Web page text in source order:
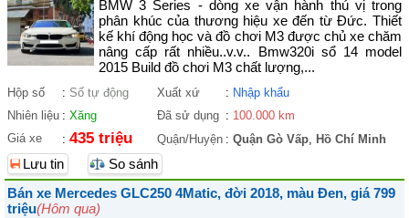
BMW 3 Series - dòng xe vận hành thú vị trong
phân khúc của thương hiệu xe đến từ Đức. Thiết
kế khí động học và đồ chơi M3 được chủ xe chăm
nâng cấp rất nhiều..v.v.. Bmw320i sổ 14 model
2015 Build đồ chơi M3 chất lượng,...
Hộp số : Số tự động Xuất xứ : Nhập khẩu
Nhiên liệu : Xăng Đã sử dụng : 100.000 km
Giá xe
: 435 triệu Quận/Huyện : Quận Gò Vấp, Hồ Chí Minh
Lưu tin
So sánh
Bán xe Mercedes GLC250 4Matic, đời 2018, màu Đen, giá 799
triệu(Hôm qua)